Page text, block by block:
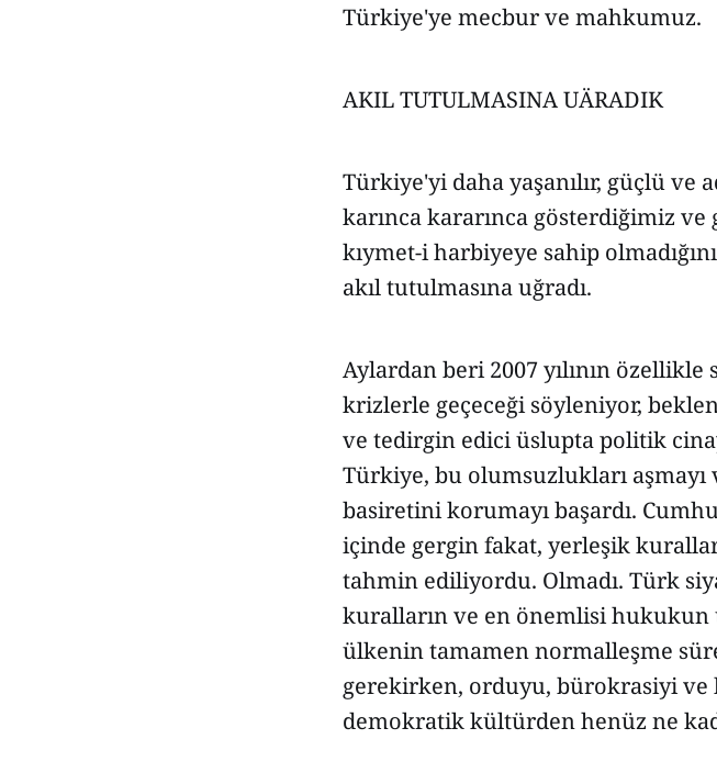
Türkiye'ye mecbur ve mahkumuz.
AKIL TUTULMASINA UÄRADIK
Türkiye'yi daha yaşanılır, güçlü
karınca kararınca gösterdiğimiz
kıymet-i harbiyeye sahip
akıl tutulmasına uğradı.
Aylardan beri 2007 yılının
krizlerle geçeceği söyleniyor,
ve tedirgin edici üslupta politik
Türkiye, bu olumsuzlukları aşmayı
basiretini korumayı başardı.
içinde gergin fakat, yerleşik
tahmin ediliyordu. Olmadı. Türk
kuralların ve en önemlisi
ülkenin tamamen normalleşme
gerekirken, orduyu, bürokrasiyi ve
demokratik kültürden henüz ne